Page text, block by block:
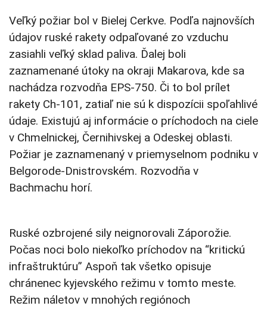
Veľký požiar bol v Bielej Cerkve. Podľa najnovších
údajov ruské rakety odpaľované zo vzduchu
zasiahli veľký sklad paliva. Ďalej boli
zaznamenané útoky na okraji Makarova, kde sa
nachádza rozvodňa EPS-750. Či to bol prílet
rakety Ch-101, zatiaľ nie sú k dispozícii spoľahlivé
údaje. Existujú aj informácie o príchodoch na ciele
v Chmelnickej, Černihivskej a Odeskej oblasti.
Požiar je zaznamenaný v priemyselnom podniku v
Belgorode-Dnistrovském. Rozvodňa v
Bachmachu horí.
Ruské ozbrojené sily neignorovali Záporožie.
Počas noci bolo niekoľko príchodov na “kritickú
infraštruktúru” Aspoň tak všetko opisuje
chránenec kyjevského režimu v tomto meste.
Režim náletov v mnohých regiónoch